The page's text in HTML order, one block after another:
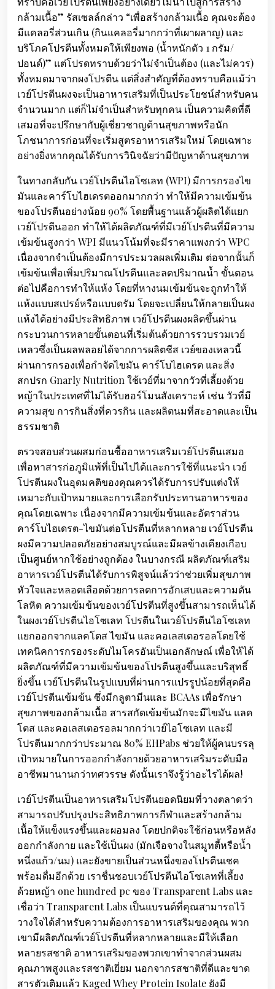
กล้ามเนื้อ” รัสเซลล์กล่าว “เพื่อสร้างกล้ามเนื้อ คุณจะต้อง
มีแคลอรี่ส่วนเกิน (กินแคลอรี่มากกว่าที่เผาผลาญ) และ
บริโภคโปรตีนทั้งหมดให้เพียงพอ (น้ำหนักตัว 1 กรัม/
ปอนด์)” แต่โปรดทราบด้วยว่าไม่จำเป็นต้อง (และไม่ควร)
ทั้งหมดมาจากผงโปรตีน แต่สิ่งสำคัญที่ต้องทราบคือแม้ว่า
เวย์โปรตีนผงจะเป็นอาหารเสริมที่เป็นประโยชน์สำหรับคน
จำนวนมาก แต่ก็ไม่จำเป็นสำหรับทุกคน เป็นความคิดที่ดี
เสมอที่จะปรึกษากับผู้เชี่ยวชาญด้านสุขภาพหรือนัก
โภชนาการก่อนที่จะเริ่มสูตรอาหารเสริมใหม่ โดยเฉพาะ
อย่างยิ่งหากคุณได้รับการวินิจฉัยว่ามีปัญหาด้านสุขภาพ
ในทางกลับกัน เวย์โปรตีนไอโซเลท (WPI) มีการกรองไข
มันและคาร์โบไฮเดรตออกมากกว่า ทำให้มีความเข้มข้น
ของโปรตีนอย่างน้อย 90% โดยพื้นฐานแล้วผู้ผลิตได้แยก
เวย์โปรตีนออก ทำให้ได้ผลิตภัณฑ์ที่มีเวย์โปรตีนที่มีความ
เข้มข้นสูงกว่า WPI มีแนวโน้มที่จะมีราคาแพงกว่า WPC
เนื่องจากจำเป็นต้องมีการประมวลผลเพิ่มเติม ต่อจากนั้นก็
เข้มข้นเพื่อเพิ่มปริมาณโปรตีนและลดปริมาณน้ำ ขั้นตอน
ต่อไปคือการทำให้แห้ง โดยที่หางนมเข้มข้นจะถูกทำให้
แห้งแบบสเปรย์หรือแบบดรัม โดยจะเปลี่ยนให้กลายเป็นผง
แห้งได้อย่างมีประสิทธิภาพ เวย์โปรตีนผงผลิตขึ้นผ่าน
กระบวนการหลายขั้นตอนที่เริ่มต้นด้วยการรวบรวมเวย์
เหลวซึ่งเป็นผลพลอยได้จากการผลิตชีส เวย์ของเหลวนี้
ผ่านการกรองเพื่อกำจัดไขมัน คาร์โบไฮเดรต และสิ่ง
สกปรก Gnarly Nutrition ใช้เวย์ที่มาจากวัวที่เลี้ยงด้วย
หญ้าในประเทศที่ไม่ได้รับฮอร์โมนสังเคราะห์ เช่น วัวที่มี
ความสุข การกินสิ่งที่ควรกิน และผลิตนมที่สะอาดและเป็น
ธรรมชาติ
ตรวจสอบส่วนผสมก่อนซื้ออาหารเสริมเวย์โปรตีนเสมอ
เพื่อหาสารก่อภูมิแพ้ที่เป็นไปได้และการใช้ที่แนะนำ เวย์
โปรตีนผงในอุดมคติของคุณควรได้รับการปรับแต่งให้
เหมาะกับเป้าหมายและการเลือกรับประทานอาหารของ
คุณโดยเฉพาะ เนื่องจากมีความเข้มข้นและอัตราส่วน
คาร์โบไฮเดรต-ไขมันต่อโปรตีนที่หลากหลาย เวย์โปรตีน
ผงมีความปลอดภัยอย่างสมบูรณ์และมีผลข้างเคียงเกือบ
เป็นศูนย์หากใช้อย่างถูกต้อง ในบางกรณี ผลิตภัณฑ์เสริม
อาหารเวย์โปรตีนได้รับการพิสูจน์แล้วว่าช่วยเพิ่มสุขภาพ
หัวใจและหลอดเลือดด้วยการลดการอักเสบและความดัน
โลหิต ความเข้มข้นของเวย์โปรตีนที่สูงขึ้นสามารถเห็นได้
ในผงเวย์โปรตีนไอโซเลท โปรตีนในเวย์โปรตีนไอโซเลท
แยกออกจากแลคโตส ไขมัน และคอเลสเตอรอลโดยใช้
เทคนิคการกรองระดับไมโครอันเป็นเอกลักษณ์ เพื่อให้ได้
ผลิตภัณฑ์ที่มีความเข้มข้นของโปรตีนสูงขึ้นและบริสุทธิ์
ยิ่งขึ้น เวย์โปรตีนในรูปแบบที่ผ่านการแปรรูปน้อยที่สุดคือ
เวย์โปรตีนเข้มข้น ซึ่งมีกลูตามีนและ BCAAs เพื่อรักษา
สุขภาพของกล้ามเนื้อ สารสกัดเข้มข้นมักจะมีไขมัน แลค
โตส และคอเลสเตอรอลมากกว่าเวย์ไอโซเลท และมี
โปรตีนมากกว่าประมาณ 80% EHPabs ช่วยให้ผู้คนบรรลุ
เป้าหมายในการออกกำลังกายด้วยอาหารเสริมระดับมือ
อาชีพมานานกว่าทศวรรษ ดังนั้นเราจึงรู้ว่าอะไรได้ผล!
เวย์โปรตีนเป็นอาหารเสริมโปรตีนยอดนิยมที่วางตลาดว่า
สามารถปรับปรุงประสิทธิภาพการกีฬาและสร้างกล้าม
เนื้อให้แข็งแรงขึ้นและผอมลง โดยปกติจะใช้ก่อนหรือหลัง
ออกกำลังกาย และใช้เป็นผง (มักเจือจางในสมูทตี้หรือน้ำ
หนึ่งแก้ว/นม) และยังขายเป็นส่วนหนึ่งของโปรตีนเชค
พร้อมดื่มอีกด้วย เราชื่นชอบเวย์โปรตีนไอโซเลทที่เลี้ยง
ด้วยหญ้า one hundred pc ของ Transparent Labs และ
เชื่อว่า Transparent Labs เป็นแบรนด์ที่คุณสามารถไว้
วางใจได้สำหรับความต้องการอาหารเสริมของคุณ พวก
เขามีผลิตภัณฑ์เวย์โปรตีนที่หลากหลายและมีให้เลือก
หลายรสชาติ อาหารเสริมของพวกเขาทำจากส่วนผสม
คุณภาพสูงและรสชาติเยี่ยม นอกจากรสชาติที่ดีและขาด
สารตัวเติมแล้ว Kaged Whey Protein Isolate ยังมี